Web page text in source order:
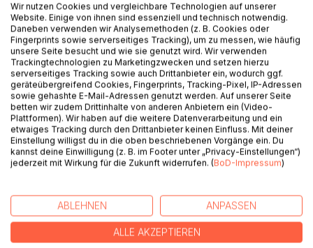
BESCHREIBUNG
Diese Buchreihe ist begleitend zur gleichnamigen
Seminarreihe zu verstehen und richtet sich an medizinische
Laien, die daran interessiert sind, in akuten
Krankheitssituationen wirksame Möglichkeiten zur
Selbsthilfe zur Verfügung zu haben.
In diesem Band werden 10 Mittel vorgestellt, die ich in
meiner homöopathischen Praxis und während meiner 20
jährigen Beschäftigung mit der Homöopathie häufig
erfolgreich bei akuten Magen- /Darmbeschwerden
Dieses Heft enthält zudem ein kleines Repertorium und
Ausschlussmodalitäten.
Die anschauliche Vermittlung, die notwendigen
theoretischen und anatomischen Hintergründe sowie
Wir nutzen Cookies und vergleichbare Technologien auf unserer
Website. Einige von ihnen sind essenziell und technisch notwendig.
Daneben verwenden wir Analysemethoden (z. B. Cookies oder
Fingerprints sowie serverseitiges Tracking), um zu messen, wie häufig
unsere Seite besucht und wie sie genutzt wird. Wir verwenden
Trackingtechnologien zu Marketingzwecken und setzen hierzu
serverseitiges Tracking sowie auch Drittanbieter ein, wodurch ggf.
geräteübergreifend Cookies, Fingerprints, Tracking-Pixel, IP-Adressen
sowie gehashte E-Mail-Adressen genutzt werden. Auf unserer Seite
betten wir zudem Drittinhalte von anderen Anbietern ein (Video-
Plattformen). Wir haben auf die weitere Datenverarbeitung und ein
etwaiges Tracking durch den Drittanbieter keinen Einfluss. Mit deiner
Einstellung willigst du in die oben beschriebenen Vorgänge ein. Du
kannst deine Einwilligung (z. B. im Footer unter „Privacy-Einstellungen“)
jederzeit mit Wirkung für die Zukunft widerrufen. (BoD-Impressum)
ABLEHNEN ANPASSEN
ALLE AKZEPTIEREN